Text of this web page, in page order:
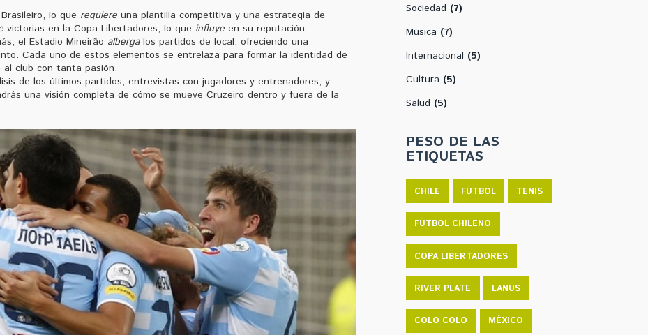
lo que requiere una plantilla competitiva y una estrategia de
victorias en la Copa Libertadores, lo que influye en su reputación
el Estadio Mineirão albergalos partidos de local, ofreciendo una
Cada uno de estos elementos se entrelaza para formar la identidad de
al club con tanta pasión.
de los últimos partidos, entrevistas con jugadores y entrenadores, y
una visión completa de cómo se mueve Cruzeiro dentro y fuera de la
Sociedad (7)
Música (7)
Internacional (5)
Cultura (5)
Salud (5)
PESO DE LAS
ETIQUETAS
CHILE FÚTBOL TENIS
FÚTBOL CHILENO
COPA LIBERTADORES
RIVER PLATE LANÚS
COLO COLO MÉXICO